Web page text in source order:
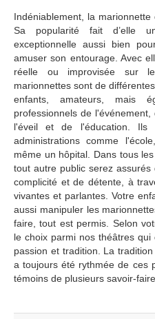
Indéniablement, la
Sa popularité fait d’elle
exceptionnelle aussi bien
amuser son entourage. Avec
réelle ou improvisée sur
marionnettes sont de
enfants, amateurs, mais
professionnels de
l'éveil et de l'éducation. Ils
administrations comme
même un hôpital. Dans tous
tout autre public serez assurés
complicité et de détente, à
vivantes et parlantes. Votre
aussi manipuler les
faire, tout est permis. Selon
le choix parmi nos théâtres qui
passion et tradition. La
a toujours été rythmée de ces
témoins de plusieurs savoir-